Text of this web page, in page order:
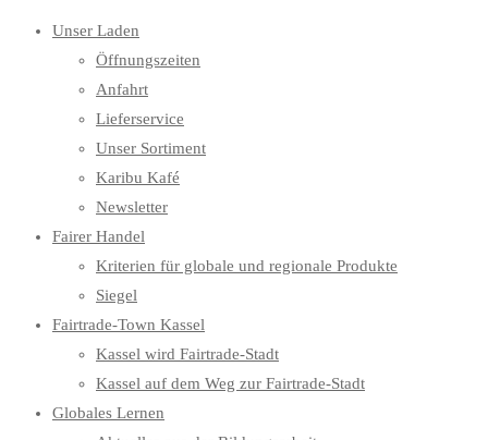
Unser Laden
Öffnungszeiten
Anfahrt
Lieferservice
Unser Sortiment
Karibu Kafé
Newsletter
Fairer Handel
Kriterien für globale und regionale Produkte
Siegel
Fairtrade-Town Kassel
Kassel wird Fairtrade-Stadt
Kassel auf dem Weg zur Fairtrade-Stadt
Globales Lernen